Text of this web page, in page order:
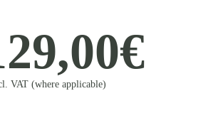
VAT (where applicable)